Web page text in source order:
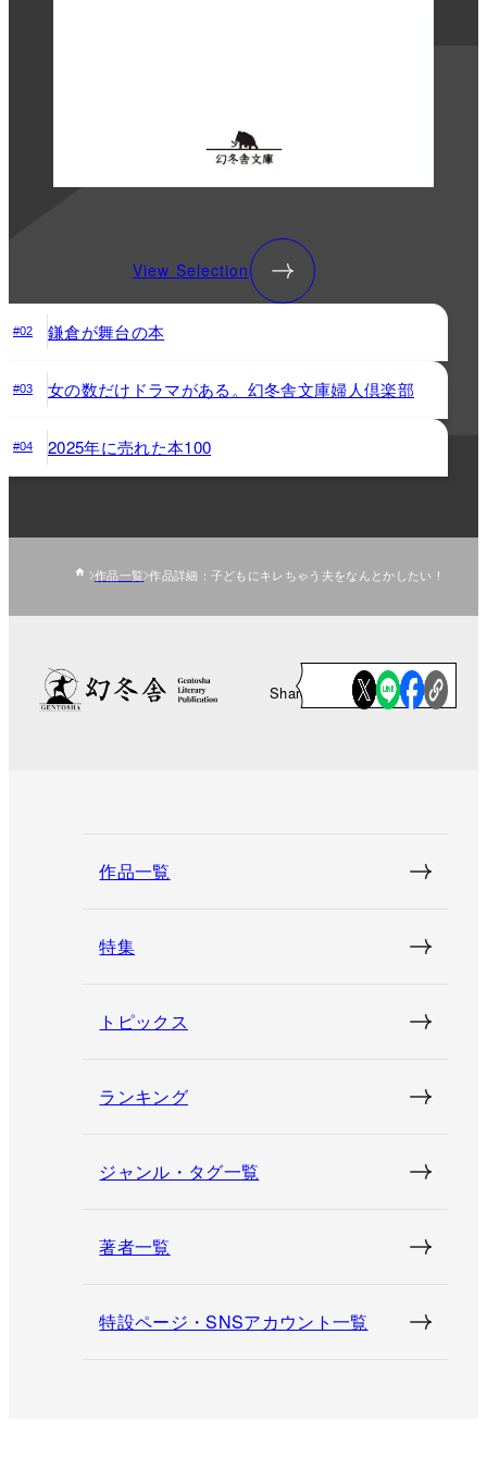
View Selection
#02 鎌倉が舞台の本
#03 女の数だけドラマがある。幻冬舎文庫婦人倶楽部
#04 2025年に売れた本100
作品一覧 作品詳細：子どもにキレちゃう夫をなんとかしたい！
Share
作品一覧
特集
トピックス
ランキング
ジャンル・タグ一覧
著者一覧
特設ページ・SNSアカウント一覧